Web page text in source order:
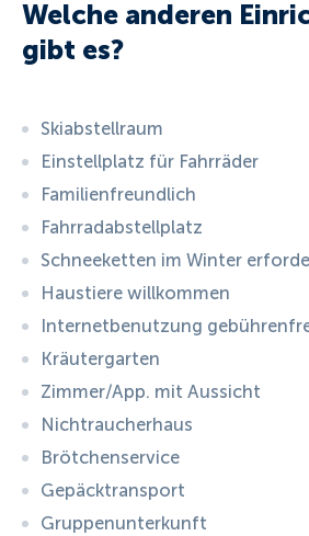
Welche anderen
gibt es?
Skiabstellraum
Einstellplatz für Fahrräder
Familienfreundlich
Fahrradabstellplatz
Schneeketten im Winter
Haustiere willkommen
Internetbenutzung
Kräutergarten
Zimmer/App. mit Aussicht
Nichtraucherhaus
Brötchenservice
Gepäcktransport
Gruppenunterkunft